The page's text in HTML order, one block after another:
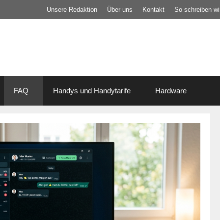
Unsere Redaktion Über uns Kontakt So schreiben
FAQ Handys und Handytarife Hardware